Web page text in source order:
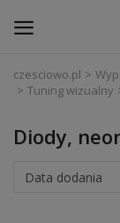
Zaloguj się
Zarejestruj
czesciowo.pl
Tuning wizualny
Diody,